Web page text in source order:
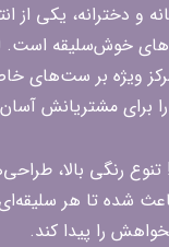
و دخترانه، یکی از
خوش‌سلیقه است.
ویژه بر
برای مشتریانش
تنوع رنگی بالا،
شده تا هر سلیقه‌ای
را پیدا کند.